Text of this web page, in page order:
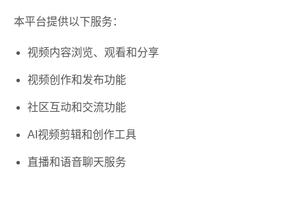
本平台提供以下服务：
视频内容浏览、观看和分享
视频创作和发布功能
社区互动和交流功能
AI视频剪辑和创作工具
直播和语音聊天服务